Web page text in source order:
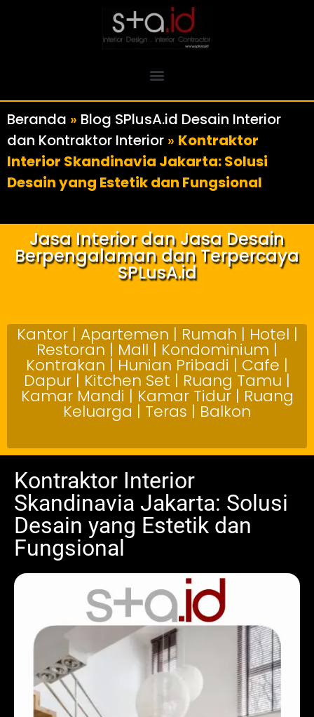
Beranda » Blog SPlusA.id Desain Interior
dan Kontraktor Interior » Kontraktor
Interior Skandinavia Jakarta: Solusi
Desain yang Estetik dan Fungsional
Jasa Interior dan Jasa Desain
Berpengalaman dan Terpercaya
SPLusA.id
Kantor | Apartemen | Rumah | Hotel |
Restoran | Mall | Kondominium |
Kontrakan | Hunian Pribadi | Cafe |
Dapur | Kitchen Set | Ruang Tamu |
Kamar Mandi | Kamar Tidur | Ruang
Keluarga | Teras | Balkon
Kontraktor Interior
Skandinavia Jakarta: Solusi
Desain yang Estetik dan
Fungsional